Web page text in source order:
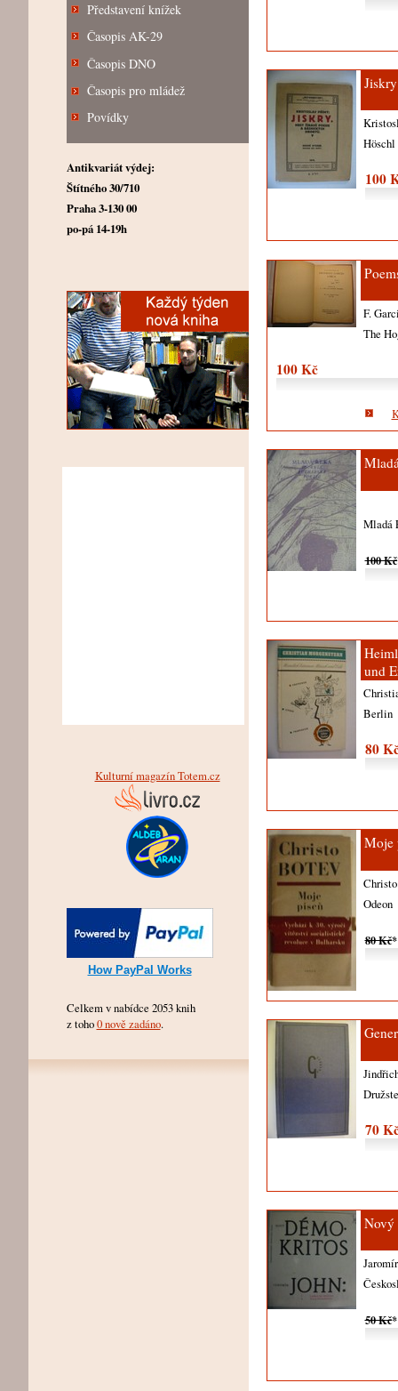
Představení knížek
Časopis AK-29
Časopis DNO
Časopis pro mládež
Povídky
Antikvariát výdej:
Štítného 30/710
Praha 3-130 00
po-pá 14-19h
Kulturní magazín Totem.cz
How PayPal Works
Celkem v nabídce 2053 knih
z toho0 nově zadáno.
Jiskry
100
F.
The
100 Kč
Mladá
100 Kč
und
Berlin
80
Moje
Odeon
80 Kč*
70
Nový
50 Kč*